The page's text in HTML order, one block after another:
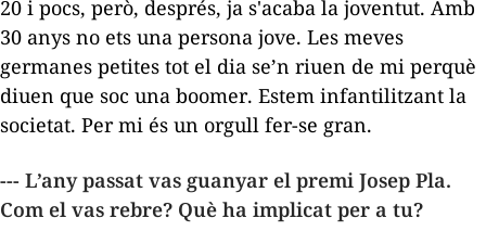
20 i pocs, però, després, ja s'acaba la joventut. Amb
30 anys no ets una persona jove. Les meves
germanes petites tot el dia se’n riuen de mi perquè
diuen que soc una boomer. Estem infantilitzant la
societat. Per mi és un orgull fer-se gran.
--- L’any passat vas guanyar el premi Josep Pla.
Com el vas rebre? Què ha implicat per a tu?